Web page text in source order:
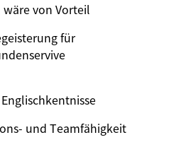
von Vorteil
für
Englischkentnisse
und Teamfähigkeit